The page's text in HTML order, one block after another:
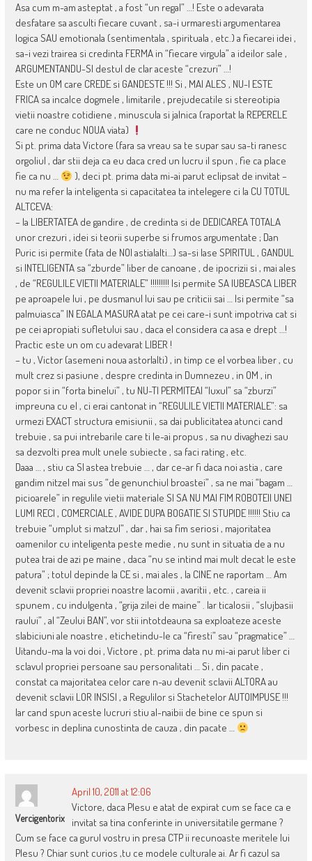
Asa cum m-am asteptat , a fost “un regal” …! Este o adevarata
desfatare sa asculti fiecare cuvant , sa-i urmaresti argumentarea
logica SAU emotionala (sentimentala , spirituala , etc.) a fiecarei idei ,
sa-i vezi trairea si credinta FERMA in “fiecare virgula” a ideilor sale ,
ARGUMENTANDU-SI destul de clar aceste “crezuri” …!
Este un OM care CREDE si GANDESTE !!! Si , MAI ALES , NU-I ESTE
FRICA sa incalce dogmele , limitarile , prejudecatile si stereotipia
vietii noastre cotidiene , minuscula si jalnica (raportat la REPERELE
care ne conduc NOUA viata)
Si pt. prima data Victore (fara sa vreau sa te supar sau sa-ti ranesc
orgoliul , dar stii deja ca eu daca cred un lucru il spun , fie ca place
fie ca nu …
), deci pt. prima data mi-ai parut eclipsat de invitat –
nu ma refer la inteligenta si capacitatea ta intelegere ci la CU TOTUL
ALTCEVA:
– la LIBERTATEA de gandire , de credinta si de DEDICAREA TOTALA
unor crezuri , idei si teorii superbe si frumos argumentate ; Dan
Puric isi permite (fata de NOI astialalti…) sa-si lase SPIRITUL , GANDUL
si INTELIGENTA sa “zburde” liber de canoane , de ipocrizii si , mai ales
, de “REGULILE VIETII MATERIALE” !!!!!!!!! Isi permite SA IUBEASCA LIBER
pe aproapele lui , pe dusmanul lui sau pe criticii sai … Isi permite “sa
palmuiasca” IN EGALA MASURA atat pe cei care-i sunt impotriva cat si
pe cei apropiati sufletului sau , daca el considera ca asa e drept …!
Practic este un om cu adevarat LIBER !
– tu , Victor (asemeni noua astorlalti) , in timp ce el vorbea liber , cu
mult crez si pasiune , despre credinta in Dumnezeu , in OM , in
popor si in “forta binelui” , tu NU-TI PERMITEAI “luxul” sa “zburzi”
impreuna cu el , ci erai cantonat in “REGULILE VIETII MATERIALE”: sa
urmezi EXACT structura emisiunii , sa dai publicitatea atunci cand
trebuie , sa pui intrebarile care ti le-ai propus , sa nu divaghezi sau
sa dezvolti prea mult unele subiecte , sa faci rating , etc.
Daaa … , stiu ca SI astea trebuie … , dar ce-ar fi daca noi astia , care
gandim nitzel mai sus “de genunchiul broastei” , sa ne mai “bagam …
picioarele” in regulile vietii materiale SI SA NU MAI FIM ROBOTEII UNEI
LUMI RECI , COMERCIALE , AVIDE DUPA BOGATIE SI STUPIDE !!!!!! Stiu ca
trebuie “umplut si matzul” , dar , hai sa fim seriosi , majoritatea
oamenilor cu inteligenta peste medie , nu sunt in situatia de a nu
putea trai de azi pe maine , daca “nu se intind mai mult decat le este
patura” ; totul depinde la CE si , mai ales , la CINE ne raportam … Am
devenit sclavii propriei noastre lacomii , avaritii , etc. , careia ii
spunem , cu indulgenta , “grija zilei de maine” . Iar ticalosii , “slujbasii
raului” , al “Zeului BAN”, vor stii intotdeauna sa exploateze aceste
slabiciuni ale noastre , etichetindu-le ca “firesti” sau “pragmatice” …
Uitandu-ma la voi doi , Victore , pt. prima data nu mi-ai parut liber ci
sclavul propriei persoane sau personalitati … Si , din pacate ,
constat ca majoritatea celor care n-au devenit sclavii ALTORA au
devenit sclavii LOR INSISI , a Regulilor si Stachetelor AUTOIMPUSE !!!
Iar cand spun aceste lucruri stiu al-naibii de bine ce spun si
vorbesc in deplina cunostinta de cauza , din pacate …
Vercigentorix
April 10, 2011 at 12:06
Victore, daca Plesu e atat de expirat cum se face ca e
invitat sa tina conferinte in universitatile germane ?
Cum se face ca gurul vostru in presa CTP ii recunoaste meritele lui
Plesu ? Chiar sunt curios ,tu ce modele culturale ai. Ar fi cazul sa